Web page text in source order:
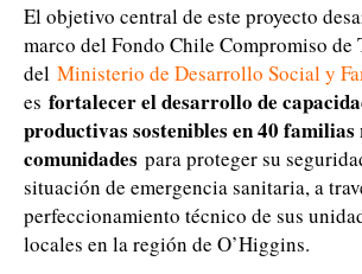
El objetivo central de este proyecto
marco del Fondo Chile Compromiso de
del Ministerio de Desarrollo Social y
es fortalecer el desarrollo de
productivas sostenibles en 40 familias
comunidades para proteger su
situación de emergencia sanitaria, a
perfeccionamiento técnico de sus
locales en la región de O’Higgins.